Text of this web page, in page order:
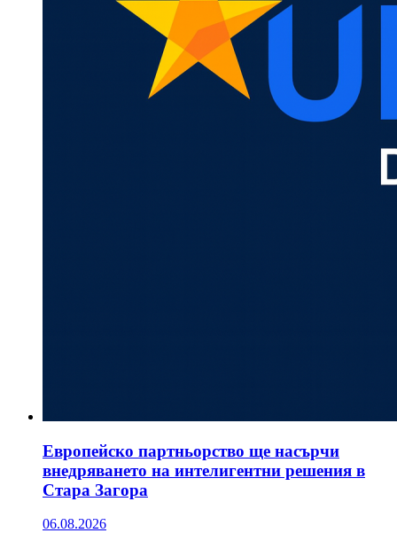
Европейско партньорство ще насърчи
внедряването на интелигентни решения в
Стара Загора
06.08.2026